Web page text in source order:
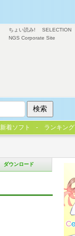
ダウンロード
ちょい読み! SELECTION
NGS Corporate Site
新着ソフト ランキング